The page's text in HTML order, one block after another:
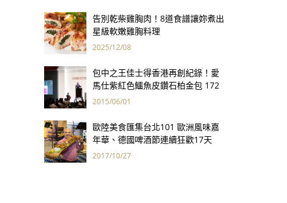
告別乾柴雞胸肉！8道食譜讓妳煮出
星級軟嫩雞胸料理
2025/12/08
包中之王佳士得香港再創紀錄！愛
馬仕紫紅色鱷魚皮鑽石柏金包 172
萬港幣創全球手袋拍賣最高價
2015/06/01
歐陸美食匯集台北101 歐洲風味嘉
年華、德國啤酒節連續狂歡17天
2017/10/27